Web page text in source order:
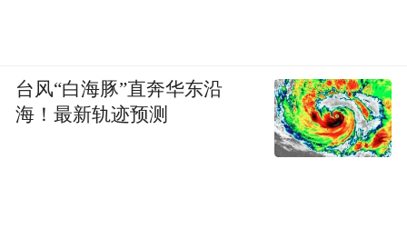
台风“白海豚”直奔华东沿
海！最新轨迹预测